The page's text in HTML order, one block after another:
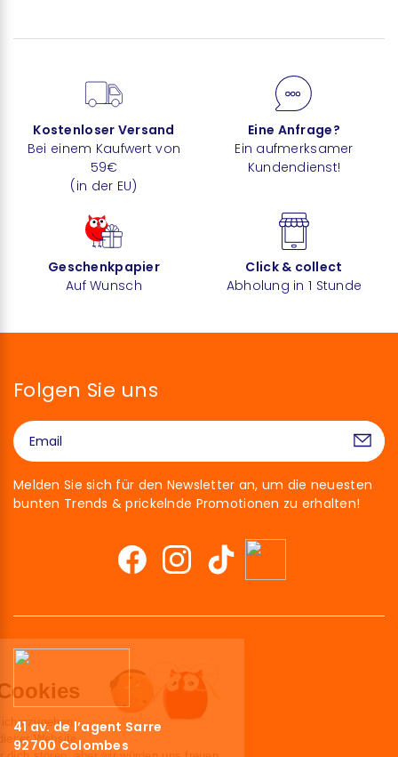
Kostenloser Versand
Bei einem Kaufwert von
59€
(in der EU)
Eine Anfrage?
Ein aufmerksamer
Kundendienst!
Geschenkpapier
Auf Wunsch
Click & collect
Abholung in 1 Stunde
Folgen Sie uns
Melden Sie sich für den Newsletter an, um die neuesten
bunten Trends & prickelnde Promotionen zu erhalten!
41 av. de l’agent Sarre
92700 Colombes
Hallo!
Wir sind die Cookies
Wir haben gewartet, um sicherzugehen,
dass du an den Inhalten dieser Website